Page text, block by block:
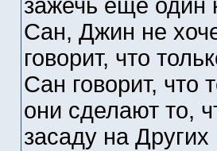
зажечь ещё один
Сан, Джин не
говорит, что
Сан говорит, что
они сделают то,
засаду на